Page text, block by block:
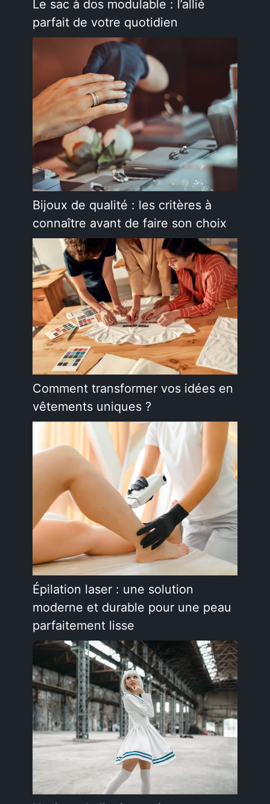
Le sac à dos modulable : l’allié
parfait de votre quotidien
Bijoux de qualité : les critères à
connaître avant de faire son choix
Comment transformer vos idées en
vêtements uniques ?
Épilation laser : une solution
moderne et durable pour une peau
parfaitement lisse